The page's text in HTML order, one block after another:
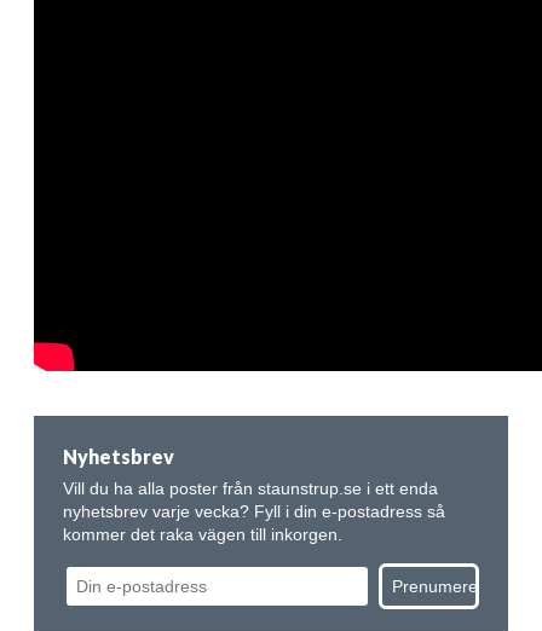
Nyhetsbrev
Vill du ha alla poster från staunstrup.se i ett enda
nyhetsbrev varje vecka? Fyll i din e-postadress så
kommer det raka vägen till inkorgen.